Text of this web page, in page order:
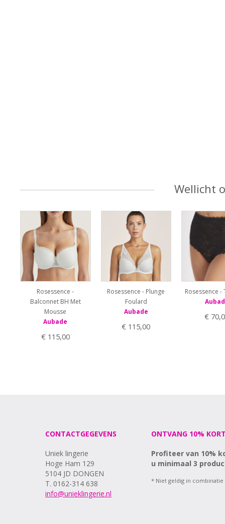
Wellicht
Rosessence -
Balconnet BH Met
Mousse
Aubade
€ 115,00
Rosessence - Plunge
Foulard
Aubade
€ 115,00
Rosessence -
€
CONTACTGEGEVENS
Uniek lingerie
Hoge Ham 129
5104 JD DONGEN
T. 0162-314 638
info@unieklingerie.nl
ONTVANG 10%
Profiteer van 10%
u minimaal 3
* Niet geldig in